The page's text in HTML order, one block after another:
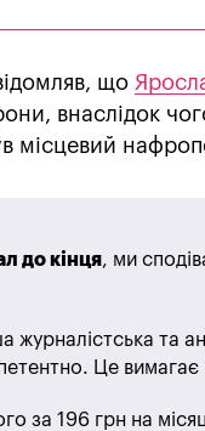
що
внаслідок
місцевий
до кінця, ми
та
Це вимагає
за 196 грн на